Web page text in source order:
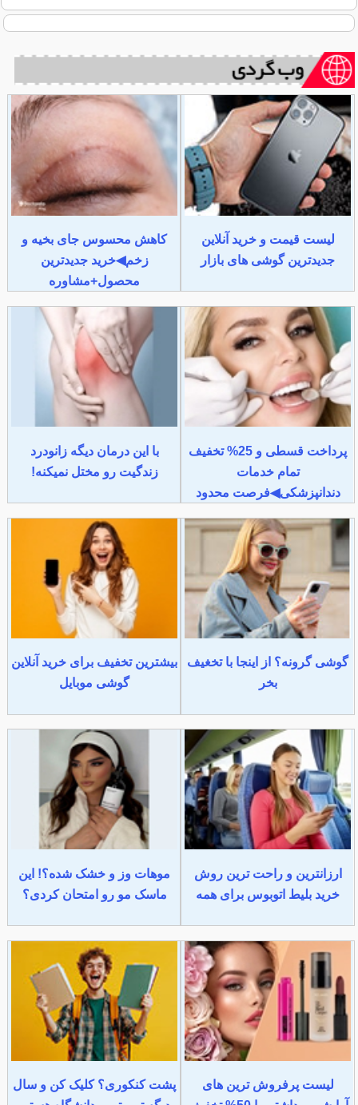
لیست قیمت و خرید آنلاین
جدیدترین گوشی های بازار
کاهش محسوس جای بخیه و
زخم◀خرید جدیدترین
محصول+مشاوره
پرداخت قسطی و 25% تخفیف
تمام خدمات
دندانپزشکی◀فرصت محدود
با این درمان دیگه زانودرد
زندگیت رو مختل نمیکنه!
گوشی گرونه؟ از اینجا با تخغیف
بخر
بیشترین تخفیف برای خرید آنلاین
گوشی موبایل
ارزانترین و راحت ترین روش
خرید بلیط اتوبوس برای همه
موهات وز و خشک شده؟! این
ماسک مو رو امتحان کردی؟
لیست پرفروش ترین های
پشت کنکوری؟ کلیک کن و سال